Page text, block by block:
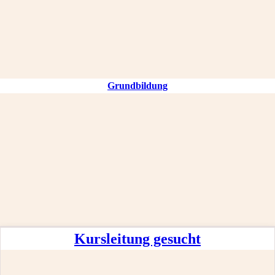
Grundbildung
Kursleitung gesucht